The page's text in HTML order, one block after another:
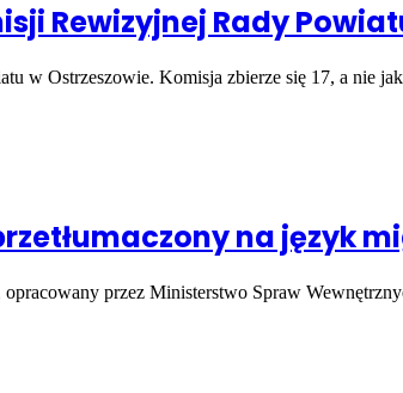
Rewizyjnej Rady
w Ostrzeszowie. Komisja zbierze się 17, a nie
na język
przez Ministerstwo Spraw